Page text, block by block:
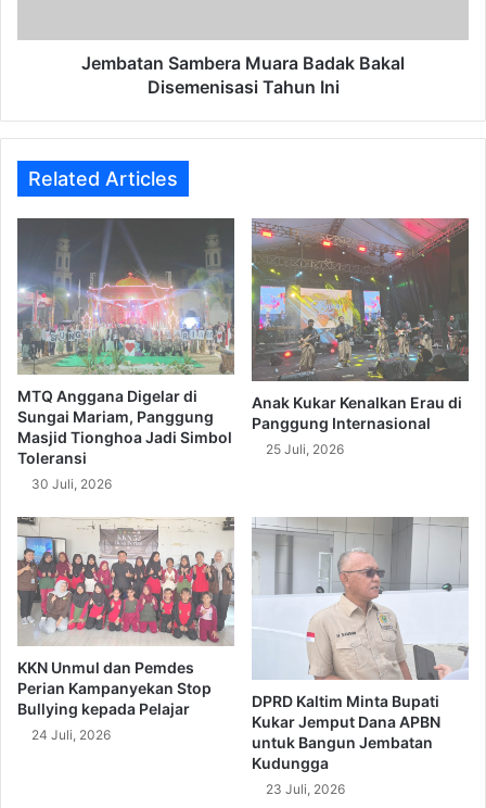
Jembatan Sambera Muara Badak Bakal
Disemenisasi Tahun Ini
Related Articles
MTQ Anggana Digelar di
Sungai Mariam, Panggung
Masjid Tionghoa Jadi Simbol
Toleransi
30 Juli, 2026
Anak Kukar Kenalkan Erau di
Panggung Internasional
25 Juli, 2026
KKN Unmul dan Pemdes
Perian Kampanyekan Stop
Bullying kepada Pelajar
24 Juli, 2026
DPRD Kaltim Minta Bupati
Kukar Jemput Dana APBN
untuk Bangun Jembatan
Kudungga
23 Juli, 2026